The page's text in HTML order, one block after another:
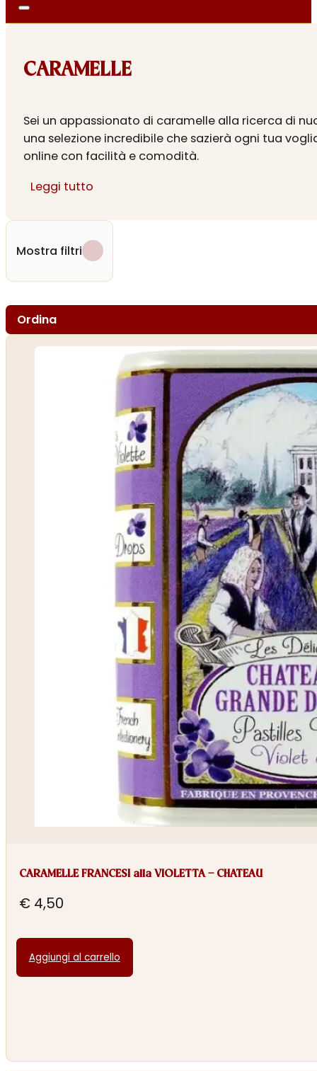
CARAMELLE
Sei un appassionato di caramelle alla ricerca di
una selezione incredibile che sazierà ogni tua
online con facilità e comodità.
Dalle varianti tradizionali a quelle innovative e
dolcezza è a portata di clic!
Leggi tutto
Mostra filtri
Ordina
CARAMELLE FRANCESI alla VIOLETTA – CHATEAU
€ 4,50
Aggiungi al carrello